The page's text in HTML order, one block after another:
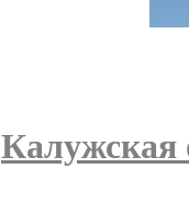
Калужская